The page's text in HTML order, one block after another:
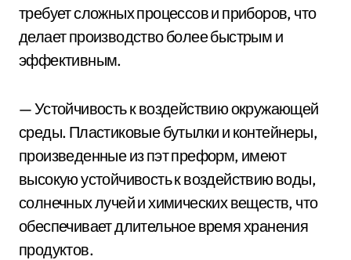
требует сложных процессов и приборов, что
делает производство более быстрым и
эффективным.
— Устойчивость к воздействию окружающей
среды. Пластиковые бутылки и контейнеры,
произведенные из пэт преформ, имеют
высокую устойчивость к воздействию воды,
солнечных лучей и химических веществ, что
обеспечивает длительное время хранения
продуктов.